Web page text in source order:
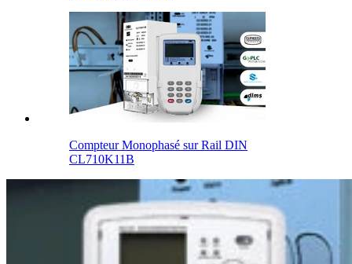
Compteur Monophasé sur Rail DIN
CL710K11B